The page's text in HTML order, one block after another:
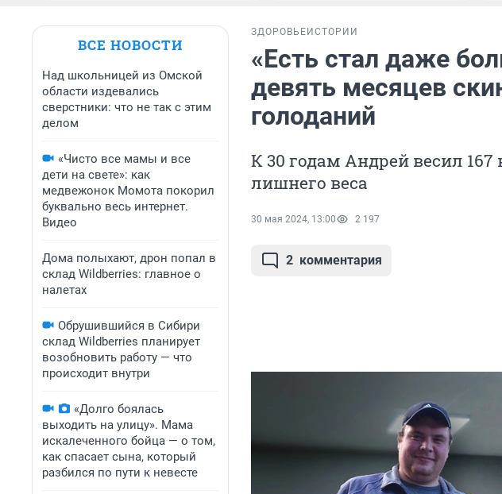
ВСЕ НОВОСТИ
Над школьницей из Омской
области издевались
сверстники: что не так с этим
делом
«Чисто все мамы и все
дети на свете»: как
медвежонок Момота покорил
буквально весь интернет.
Видео
Дома полыхают, дрон попал в
склад Wildberries: главное о
налетах
Обрушившийся в Сибири
склад Wildberries планирует
возобновить работу — что
происходит внутри
«Долго боялась
выходить на улицу». Мама
искалеченного бойца — о том,
как спасает сына, который
разбился по пути к невесте
ЗДОРОВЬЕ ИСТОРИИ
«Есть стал даже
девять месяцев
голоданий
К 30 годам Андрей весил 167
лишнего веса
30 мая 2024, 13:00 2 197
2 комментария